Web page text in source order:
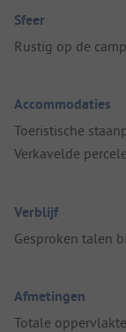
Sfeer
Rustig op de
Accommodaties
Toeristische
Verkavelde
Verblijf
Gesproken talen
Afmetingen
Totale